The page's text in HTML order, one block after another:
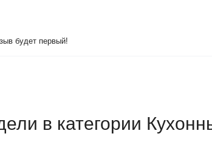
будет первый!
в категории